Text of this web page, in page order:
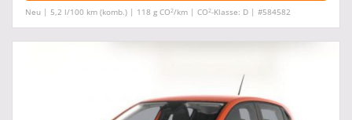
Neu | 5,2 l/100 km (komb.) | 118 g CO2/km | CO2-Klasse: D | #584582